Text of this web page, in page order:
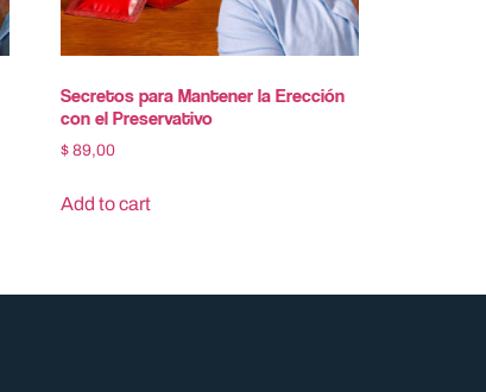
Secretos para Mantener la Ere​cción
con el Pres​ervativo
$ 89,00
Add to cart